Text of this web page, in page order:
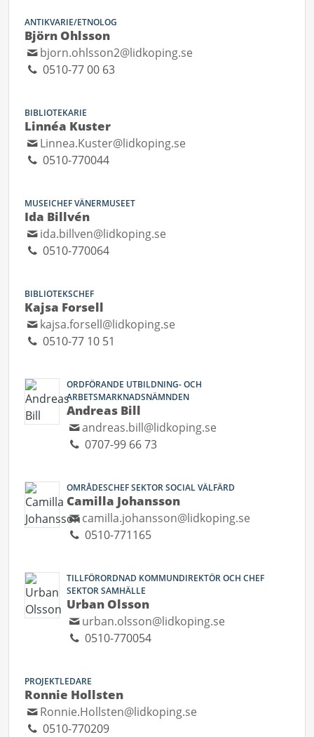
ANTIKVARIE/ETNOLOG
Björn Ohlsson
bjorn.ohlsson2@lidkoping.se
0510-77 00 63
BIBLIOTEKARIE
Linnéa Kuster
Linnea.Kuster@lidkoping.se
0510-770044
MUSEICHEF VÄNERMUSEET
Ida Billvén
ida.billven@lidkoping.se
0510-770064
BIBLIOTEKSCHEF
Kajsa Forsell
kajsa.forsell@lidkoping.se
0510-77 10 51
ORDFÖRANDE UTBILDNING- OCH
ARBETSMARKNADSNÄMNDEN
Andreas Bill
andreas.bill@lidkoping.se
0707-99 66 73
OMRÅDESCHEF SEKTOR SOCIAL VÄLFÄRD
Camilla Johansson
camilla.johansson@lidkoping.se
0510-771165
TILLFÖRORDNAD KOMMUNDIREKTÖR OCH CHEF
SEKTOR SAMHÄLLE
Urban Olsson
urban.olsson@lidkoping.se
0510-770054
PROJEKTLEDARE
Ronnie Hollsten
Ronnie.Hollsten@lidkoping.se
0510-770209